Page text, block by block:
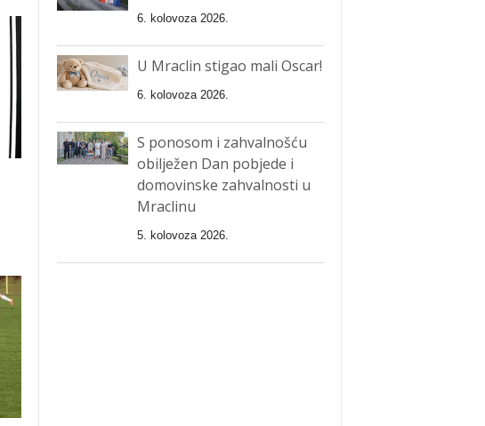
6. kolovoza 2026.
U Mraclin stigao mali Oscar!
6. kolovoza 2026.
S ponosom i zahvalnošću
obilježen Dan pobjede i
domovinske zahvalnosti u
Mraclinu
5. kolovoza 2026.